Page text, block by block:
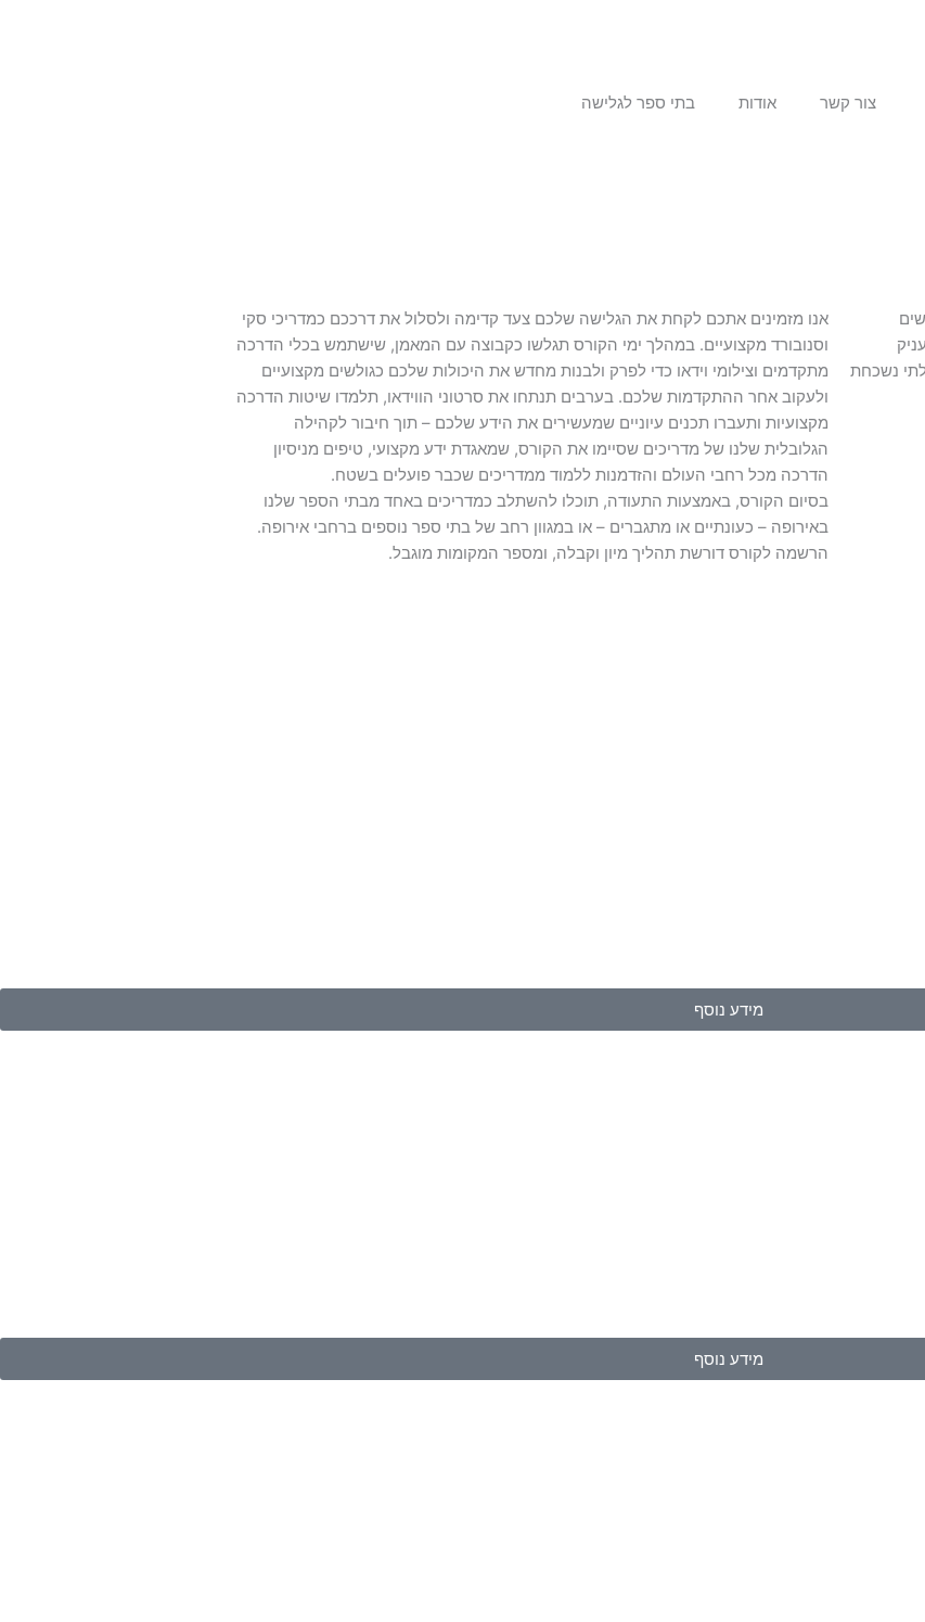
צור קשר אודות בתי ספר לגלישה
נשכחת
אנו מזמינים אתכם לקחת את הגלישה שלכם צעד קדימה ולסלול את דרככם כמדריכי סקי
וסנובורד מקצועיים. במהלך ימי הקורס תגלשו כקבוצה עם המאמן, שישתמש בכלי הדרכה
מתקדמים וצילומי וידאו כדי לפרק ולבנות מחדש את היכולות שלכם כגולשים מקצועיים
ולעקוב אחר ההתקדמות שלכם. בערבים תנתחו את סרטוני הווידאו, תלמדו שיטות הדרכה
מקצועיות ותעברו תכנים עיוניים שמעשירים את הידע שלכם – תוך חיבור לקהילה
הגלובלית שלנו של מדריכים שסיימו את הקורס, שמאגדת ידע מקצועי, טיפים מניסיון
הדרכה מכל רחבי העולם והזדמנות ללמוד ממדריכים שכבר פועלים בשטח.
בסיום הקורס, באמצעות התעודה, תוכלו להשתלב כמדריכים באחד מבתי הספר שלנו
באירופה – כעונתיים או מתגברים – או במגוון רחב של בתי ספר נוספים ברחבי אירופה.
הרשמה לקורס דורשת תהליך מיון וקבלה, ומספר המקומות מוגבל.
מידע נוסף
מידע נוסף